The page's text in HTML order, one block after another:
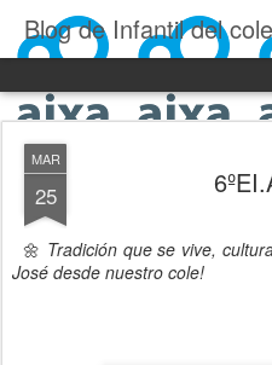
Blog de Infantil del
MAR
25
🌼 Tradición que se vive,
José desde nuestro cole!